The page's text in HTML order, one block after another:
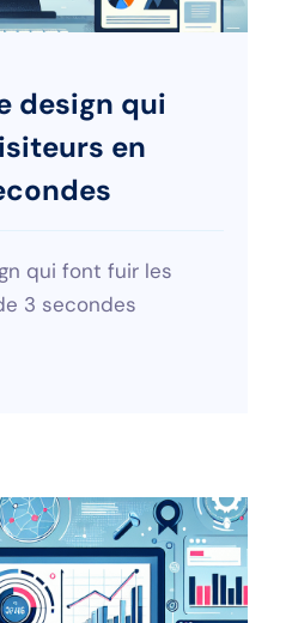
design qui
en
qui font fuir les
3 secondes